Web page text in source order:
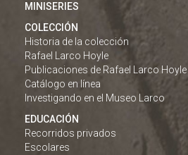
MINISERIES
COLECCIÓN
Historia de la colección
Rafael Larco Hoyle
Publicaciones de Rafael Larco Hoyle
Catálogo en línea
Investigando en el Museo Larco
EDUCACIÓN
Recorridos privados
Escolares